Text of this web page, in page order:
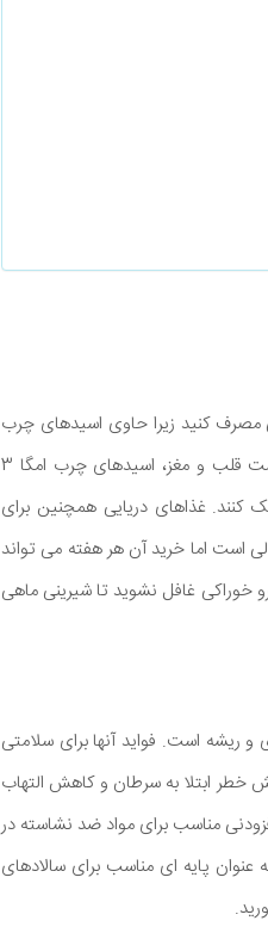
مصرف کنید زیرا حاوی اسیدهای چرب
ضروری است که فقط از طریق رژیم غذایی می توانیم دریافت کنیم. علاوه بر حمایت از سلامت قلب و مغز، اسیدهای چرب امگا 3
غذاهای دریایی همچنین برای
است اما خرید آن هر هفته می تواند
خوراکی غافل نشوید تا شیرینی ماهی
و ریشه است. فواید آنها برای سلامتی
خطر ابتلا به سرطان و کاهش التهاب
مناسب برای مواد ضد نشاسته در
پایه ای مناسب برای سالادهای